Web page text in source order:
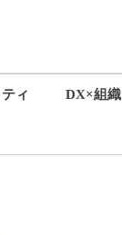
ィ DX×組織